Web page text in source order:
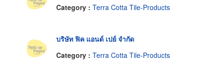
Category : Terra Cotta Tile-Products
บริษัท ฟิค แอนด์ เปย์ จำกัด
Category : Terra Cotta Tile-Products